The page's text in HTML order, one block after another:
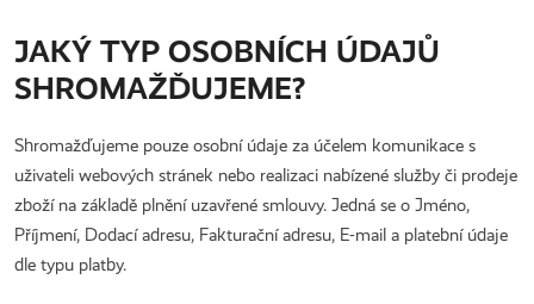
JAKÝ TYP OSOBNÍCH ÚDAJŮ
SHROMAŽĎUJEME?
Shromažďujeme pouze osobní údaje za účelem komunikace s
uživateli webových stránek nebo realizaci nabízené služby či prodeje
zboží na základě plnění uzavřené smlouvy. Jedná se o Jméno,
Příjmení, Dodací adresu, Fakturační adresu, E-mail a platební údaje
dle typu platby.